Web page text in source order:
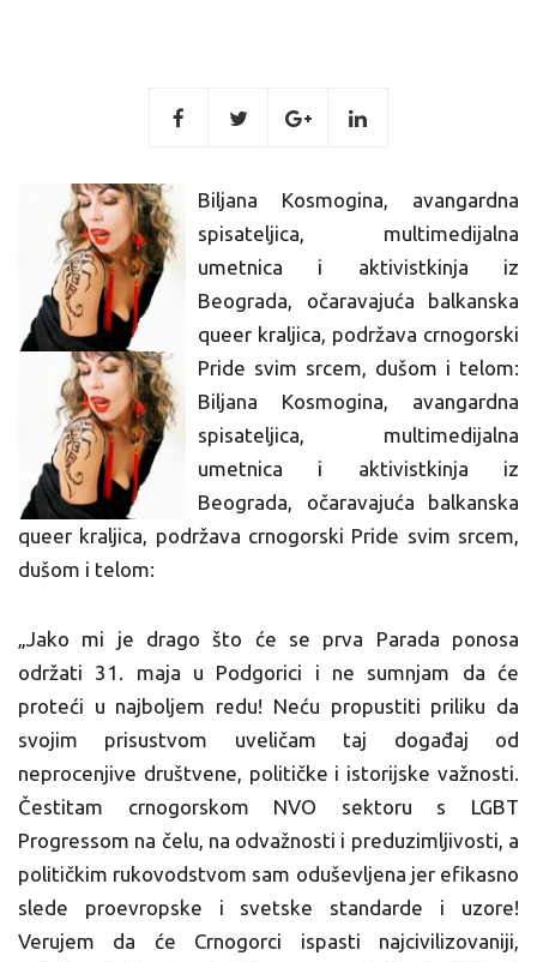
Biljana Kosmogina, avangardna
spisateljica, multimedijalna
umetnica i aktivistkinja iz
Beograda, očaravajuća balkanska
queer kraljica, podržava crnogorski
Pride svim srcem, dušom i telom:
Biljana Kosmogina, avangardna
spisateljica, multimedijalna
umetnica i aktivistkinja iz
Beograda, očaravajuća balkanska
queer kraljica, podržava crnogorski Pride svim srcem,
dušom i telom:
„Jako mi je drago što će se prva Parada ponosa
održati 31. maja u Podgorici i ne sumnjam da će
proteći u najboljem redu! Neću propustiti priliku da
svojim prisustvom uveličam taj događaj od
neprocenjive društvene, političke i istorijske važnosti.
Čestitam crnogorskom NVO sektoru s LGBT
Progressom na čelu, na odvažnosti i preduzimljivosti, a
političkim rukovodstvom sam oduševljena jer efikasno
slede proevropske i svetske standarde i uzore!
Verujem da će Crnogorci ispasti najcivilizovaniji,